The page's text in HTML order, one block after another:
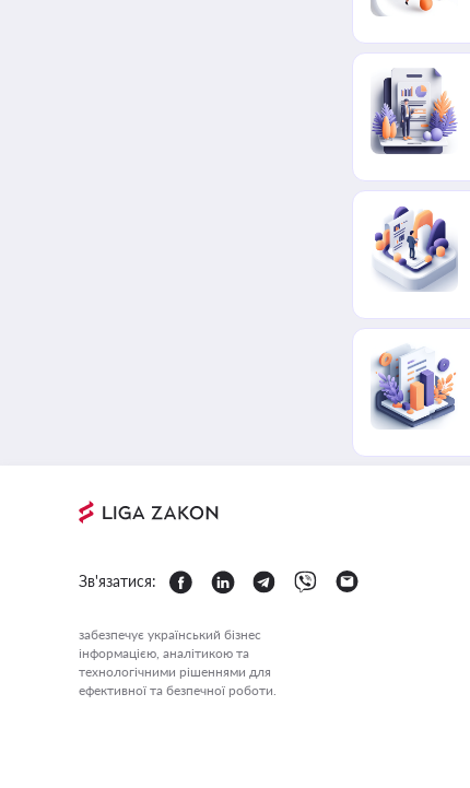
Зв'язатися:
забезпечує український бізнес
інформацією, аналітикою та
технологічними рішеннями для
ефективної та безпечної роботи.